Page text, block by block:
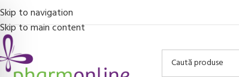
Skip to navigation
Skip to main content